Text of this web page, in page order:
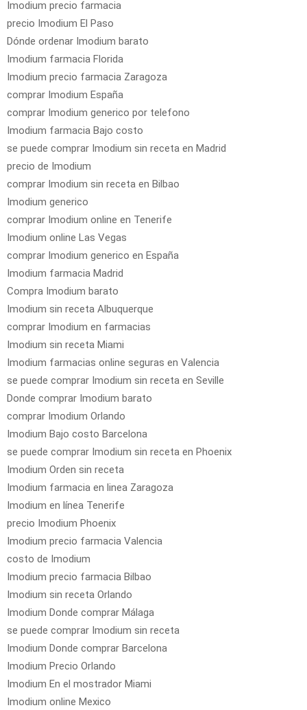
Imodium precio farmacia
precio Imodium El Paso
Dónde ordenar Imodium barato
Imodium farmacia Florida
Imodium precio farmacia Zaragoza
comprar Imodium España
comprar Imodium generico por telefono
Imodium farmacia Bajo costo
se puede comprar Imodium sin receta en Madrid
precio de Imodium
comprar Imodium sin receta en Bilbao
Imodium generico
comprar Imodium online en Tenerife
Imodium online Las Vegas
comprar Imodium generico en España
Imodium farmacia Madrid
Compra Imodium barato
Imodium sin receta Albuquerque
comprar Imodium en farmacias
Imodium sin receta Miami
Imodium farmacias online seguras en Valencia
se puede comprar Imodium sin receta en Seville
Donde comprar Imodium barato
comprar Imodium Orlando
Imodium Bajo costo Barcelona
se puede comprar Imodium sin receta en Phoenix
Imodium Orden sin receta
Imodium farmacia en linea Zaragoza
Imodium en línea Tenerife
precio Imodium Phoenix
Imodium precio farmacia Valencia
costo de Imodium
Imodium precio farmacia Bilbao
Imodium sin receta Orlando
Imodium Donde comprar Málaga
se puede comprar Imodium sin receta
Imodium Donde comprar Barcelona
Imodium Precio Orlando
Imodium En el mostrador Miami
Imodium online Mexico